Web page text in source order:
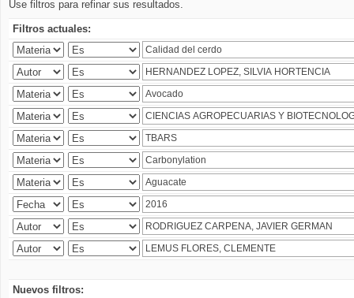
Use filtros para refinar sus resultados.
Filtros actuales:
Nuevos filtros: